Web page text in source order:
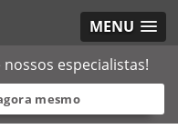
MENU
especialistas!
mesmo